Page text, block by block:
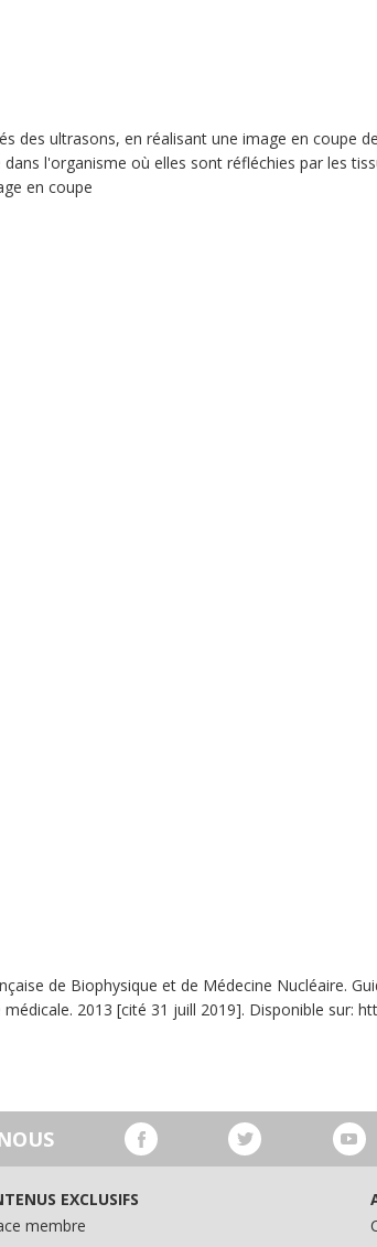
des ultrasons, en réalisant une image en coupe
l'organisme où elles sont réfléchies par les
en coupe
de Biophysique et de Médecine Nucléaire.
2013 [cité 31 juill 2019]. Disponible sur:
EXCLUSIFS
membre